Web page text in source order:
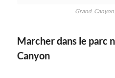
Marcher dans le parc
Canyon